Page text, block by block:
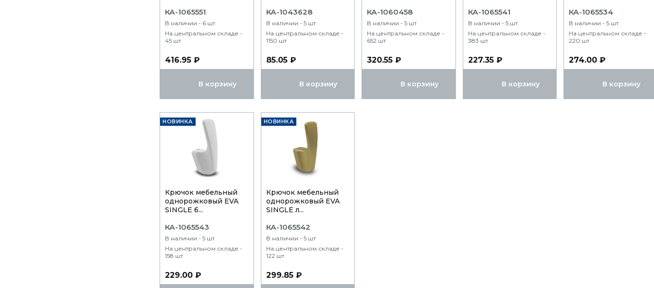
КА-1065551
В наличии - 6 шт
На центральном складе -
45 шт
416.95 ₽
В корзину
КА-1043628
В наличии - 5 шт
На центральном складе -
1150 шт
85.05 ₽
В корзину
КА-1060458
В наличии - 5 шт
На центральном складе -
652 шт
320.55 ₽
В корзину
КА-1065541
В наличии - 5 шт
На центральном складе -
383 шт
227.35 ₽
В корзину
КА-1065534
В наличии - 5 шт
На центральном складе -
220 шт
274.00 ₽
В корзину
НОВИНКА
Крючок мебельный
однорожковый EVA
SINGLE б...
КА-1065543
В наличии - 5 шт
На центральном складе -
158 шт
229.00 ₽
НОВИНКА
Крючок мебельный
однорожковый EVA
SINGLE л...
КА-1065542
В наличии - 5 шт
На центральном складе -
122 шт
299.85 ₽